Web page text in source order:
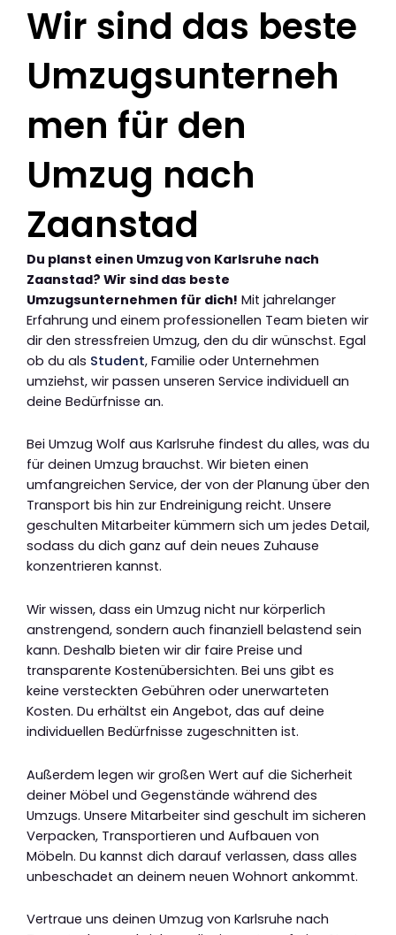
Wir sind das beste
Umzugsunterneh
men für den
Umzug nach
Zaanstad
Du planst einen Umzug von Karlsruhe nach
Zaanstad? Wir sind das beste
Umzugsunternehmen für dich! Mit jahrelanger
Erfahrung und einem professionellen Team bieten wir
dir den stressfreien Umzug, den du dir wünschst. Egal
ob du als Student, Familie oder Unternehmen
umziehst, wir passen unseren Service individuell an
deine Bedürfnisse an.
Bei Umzug Wolf aus Karlsruhe findest du alles, was du
für deinen Umzug brauchst. Wir bieten einen
umfangreichen Service, der von der Planung über den
Transport bis hin zur Endreinigung reicht. Unsere
geschulten Mitarbeiter kümmern sich um jedes Detail,
sodass du dich ganz auf dein neues Zuhause
konzentrieren kannst.
Wir wissen, dass ein Umzug nicht nur körperlich
anstrengend, sondern auch finanziell belastend sein
kann. Deshalb bieten wir dir faire Preise und
transparente Kostenübersichten. Bei uns gibt es
keine versteckten Gebühren oder unerwarteten
Kosten. Du erhältst ein Angebot, das auf deine
individuellen Bedürfnisse zugeschnitten ist.
Außerdem legen wir großen Wert auf die Sicherheit
deiner Möbel und Gegenstände während des
Umzugs. Unsere Mitarbeiter sind geschult im sicheren
Verpacken, Transportieren und Aufbauen von
Möbeln. Du kannst dich darauf verlassen, dass alles
unbeschadet an deinem neuen Wohnort ankommt.
Vertraue uns deinen Umzug von Karlsruhe nach